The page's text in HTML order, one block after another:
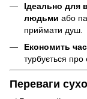
Ідеально для
людьми або
приймати душ.
Економить
турбується про
Переваги